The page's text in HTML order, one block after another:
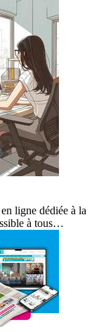
ligne dédiée à la
à tous…